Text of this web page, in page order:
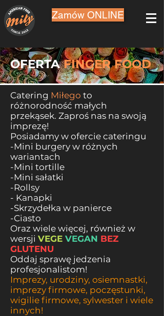
Zamów ONLINE
OFERTAFINGER FOOD
Catering Miłego to
różnorodność małych
przekąsek. Zaproś nas na swoją
imprezę!
Posiadamy w ofercie cateringu
-Mini burgery w różnych
wariantach
-Mini tortille
-Mini sałatki
-Rollsy
- Kanapki
-Skrzydełka w panierce
-Ciasto
Oraz wiele więcej, również w
wersji VEGE VEGAN BEZ
GLUTENU
Oddaj sprawę jedzenia
profesjonalistom!
Imprezy, urodziny, osiemnastki,
imprezy firmowe, poczęstunki,
wigilie firmowe, sylwester i wiele
innych!